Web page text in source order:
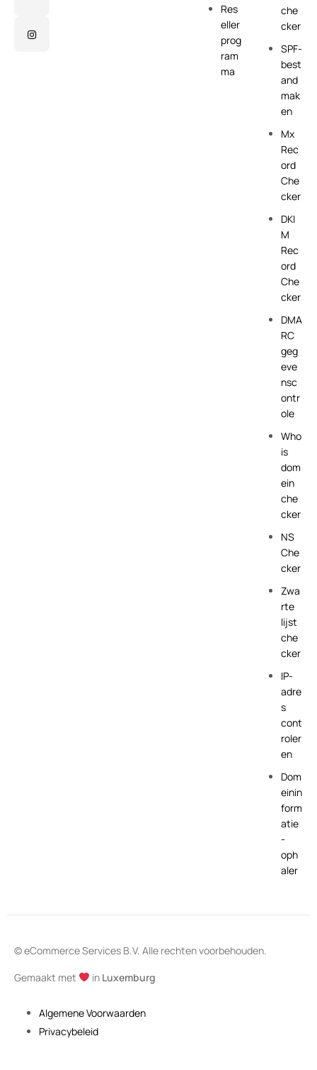
Res
eller
prog
ram
ma
che
cker
SPF-
best
and
mak
en
Mx
Rec
ord
Che
cker
DKI
M
Rec
ord
Che
cker
DMA
RC
geg
eve
nsc
ontr
ole
Who
is
dom
ein
che
cker
NS
Che
cker
Zwa
rte
lijst
che
cker
IP-
adre
s
cont
roler
en
Dom
einin
form
atie
-
oph
aler
© eCommerce Services B.V. Alle rechten voorbehouden.
Gemaakt met
in Luxemburg
Algemene Voorwaarden
Privacybeleid